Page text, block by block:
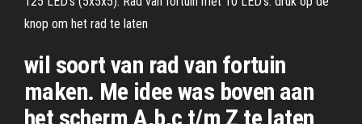
knop om het rad te laten
wil soort van rad van fortuin
maken. Me idee was boven aan
het scherm A,b,c t/m Z te laten